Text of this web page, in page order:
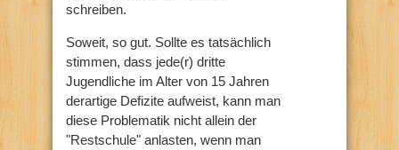
schreiben.
Soweit, so gut. Sollte es tatsächlich
stimmen, dass jede(r) dritte
Jugendliche im Alter von 15 Jahren
derartige Defizite aufweist, kann man
diese Problematik nicht allein der
"Restschule" anlasten, wenn man